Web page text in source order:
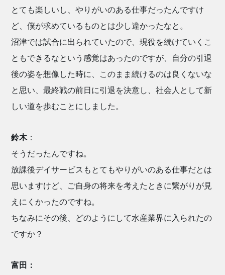
とても楽しいし、やりがいのある仕事だったんですけ
ど、僕が求めているものとは少し違かったなと。
沼津では試合に出られていたので、現役を続けていくこ
ともできるなという感覚はあったのですが、自分の引退
後の姿を想像した時に、このまま続けるのは良くないな
と思い、最終戦の前日に引退を決意し、社会人として新
しい道を歩むことにしました。
鈴木：
そうだったんですね。
放課後デイサービスもとてもやりがいのある仕事だとは
思いますけど、ご自身の将来を考えたときに繋がりが見
えにくかったのですね。
ちなみにその後、どのようにして水産業界に入られたの
ですか？
富田：